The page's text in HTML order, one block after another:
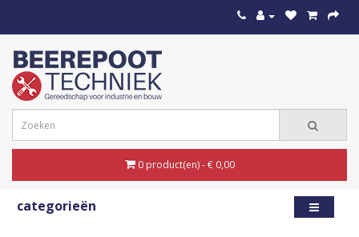
0 product(en) - € 0,00
categorieën